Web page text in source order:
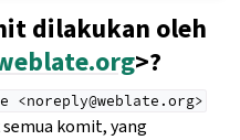
dilakukan oleh
.org>?
<noreply@weblate.org>
komit, yang